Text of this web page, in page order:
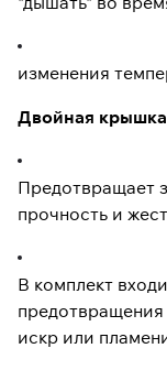
изменения
Двойная крышка
Предотвращает
прочность и
В комплект
искр или